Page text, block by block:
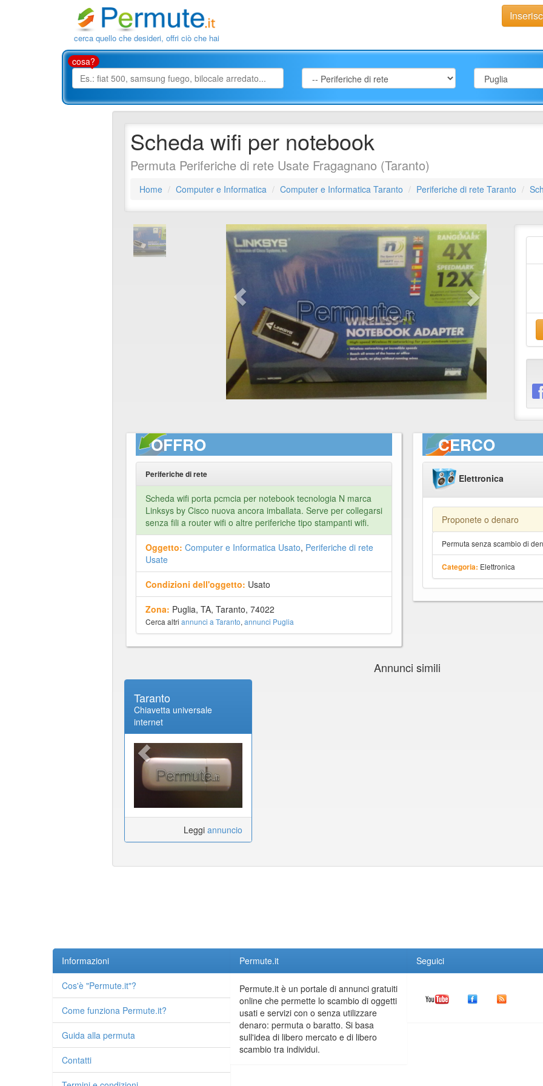
cerca quello che desideri, offri ciò che hai
cosa?
Scheda wifi per notebook
Permuta Periferiche di rete Usate Fragagnano (Taranto)
Home Computer e Informatica Computer e Informatica Taranto Periferiche di rete Taranto
OFFRO
Periferiche di rete
Scheda wifi porta pcmcia per notebook tecnologia N marca
Linksys by Cisco nuova ancora imballata. Serve per collegarsi
senza fili a router wifi o altre periferiche tipo stampanti wifi.
Oggetto: Computer e Informatica Usato, Periferiche di rete
Usate
Condizioni dell'oggetto: Usato
Zona: Puglia, TA, Taranto, 74022
Cerca altri annunci a Taranto, annunci Puglia
CERCO
Elettronica
Proponete o denaro
Permuta senza scambio di
Categoria: Elettronica
Annunci simili
Taranto
Chiavetta universale
internet
Leggi annuncio
Informazioni
Cos'è "Permute.it"?
Come funziona Permute.it?
Guida alla permuta
Contatti
Permute.it
Permute.it è un portale di annunci gratuiti
online che permette lo scambio di oggetti
usati e servizi con o senza utilizzare
denaro: permuta o baratto. Si basa
sull'idea di libero mercato e di libero
scambio tra individui.
Seguici